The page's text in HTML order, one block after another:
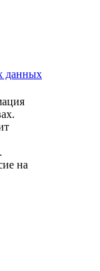
данных
на